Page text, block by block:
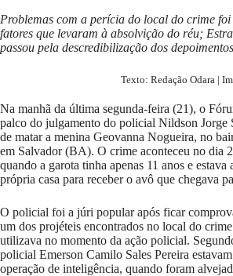
Problemas com a perícia do local do crime
fatores que levaram à absolvição do réu;
passou pela descredibilização dos
Texto: Redação Odara |
Na manhã da última segunda-feira (21), o
palco do julgamento do policial Nildson Jorge
de matar a menina Geovanna Nogueira, no
em Salvador (BA). O crime aconteceu no dia
quando a garota tinha apenas 11 anos e
própria casa para receber o avô que chegava
O policial foi a júri popular após ficar
um dos projéteis encontrados no local do
utilizava no momento da ação policial.
policial Emerson Camilo Sales Pereira
operação de inteligência, quando foram